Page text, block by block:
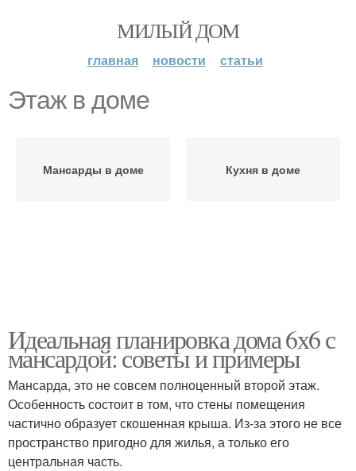
МИЛЫЙ ДОМ
главная новости статьи
Этаж в доме
Мансарды в доме Кухня в доме
Идеальная планировка дома 6х6 с
мансардой: советы и примеры
Мансарда, это не совсем полноценный второй этаж.
Особенность состоит в том, что стены помещения
частично образует скошенная крыша. Из-за этого не все
пространство пригодно для жилья, а только его
центральная часть.